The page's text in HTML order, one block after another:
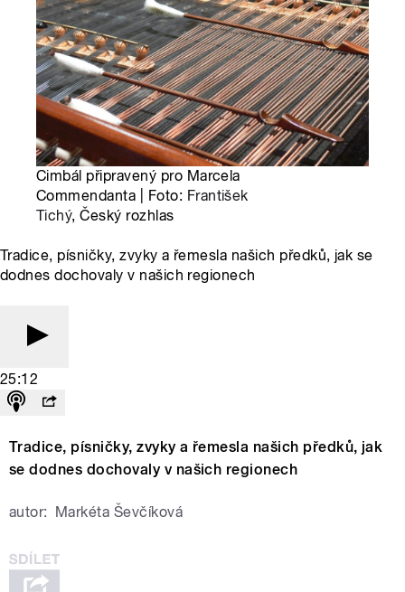
Cimbál připravený pro Marcela
Commendanta | Foto: František
Tichý, Český rozhlas
Tradice, písničky, zvyky a řemesla našich předků, jak se
dodnes dochovaly v našich regionech
25:12
Tradice, písničky, zvyky a řemesla našich předků, jak
se dodnes dochovaly v našich regionech
autor: Markéta Ševčíková